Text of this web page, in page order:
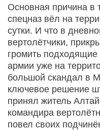
Основная причина в
спецназ вёл на
сутки. И что в
вертолётчики,
громить подходящие
армии уже на
большой скандал в
ключевое решение
принял житель
командира
повел своих